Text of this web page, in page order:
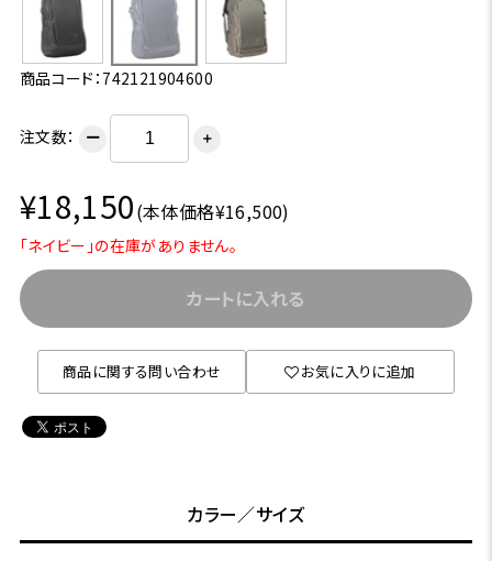
商品コード：742121904600
注文数： ー ＋
¥18,150(本体価格¥16,500)
「ネイビー」の在庫がありません。
カートに入れる
商品に関する問い合わせ お気に入りに追加
カラー／サイズ